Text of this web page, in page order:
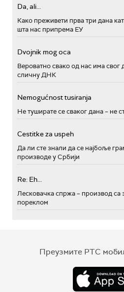
Da, ali...
Како преживети прва три дана
шта нас припрема ЕУ
Dvojnik mog oca
Вероватно свако од нас има свог
сличну ДНК
Nemogućnost tusiranja
Не туширате се сваког дана – не
Cestitke za uspeh
Да ли сте знали да се најбоље
производе у Србији
Re: Eh...
Лесковачка спржа – производ
пореклом
Преузмите РТС